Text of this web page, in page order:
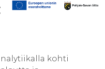
kohti